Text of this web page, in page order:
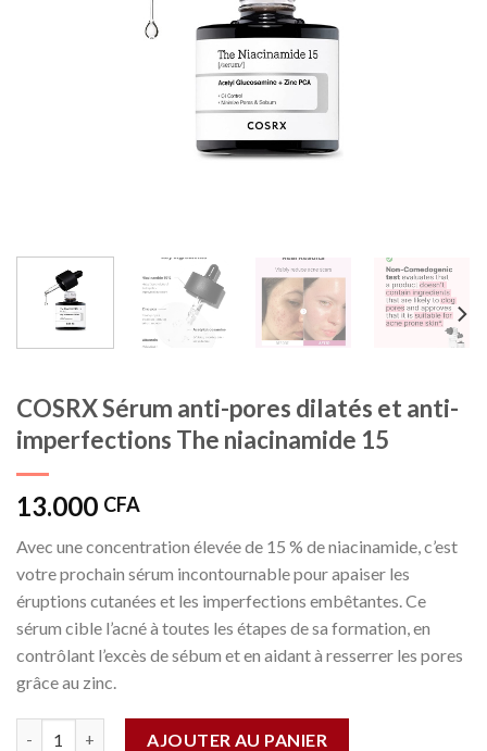
COSRX Sérum anti-pores dilatés et anti-
imperfections The niacinamide 15
13.000 CFA
Avec une concentration élevée de 15 % de niacinamide, c’est
votre prochain sérum incontournable pour apaiser les
éruptions cutanées et les imperfections embêtantes. Ce
sérum cible l’acné à toutes les étapes de sa formation, en
contrôlant l’excès de sébum et en aidant à resserrer les pores
grâce au zinc.
AJOUTER AU PANIER